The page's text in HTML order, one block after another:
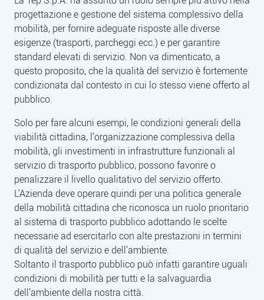
progettazione e gestione del sistema complessivo della
mobilità, per fornire adeguate risposte alle diverse
esigenze (trasporti, parcheggi ecc.) e per garantire
standard elevati di servizio. Non va dimenticato, a
questo proposito, che la qualità del servizio è fortemente
condizionata dal contesto in cui lo stesso viene offerto al
pubblico.
Solo per fare alcuni esempi, le condizioni generali della
viabilità cittadina, l’organizzazione complessiva della
mobilità, gli investimenti in infrastrutture funzionali al
servizio di trasporto pubblico, possono favorire o
penalizzare il livello qualitativo del servizio offerto.
L’Azienda deve operare quindi per una politica generale
della mobilità cittadina che riconosca un ruolo prioritario
al sistema di trasporto pubblico adottando le scelte
necessarie ad esercitarlo con alte prestazioni in termini
di qualità del servizio e dell’ambiente.
Soltanto il trasporto pubblico può infatti garantire uguali
condizioni di mobilità per tutti e la salvaguardia
dell’ambiente della nostra città.